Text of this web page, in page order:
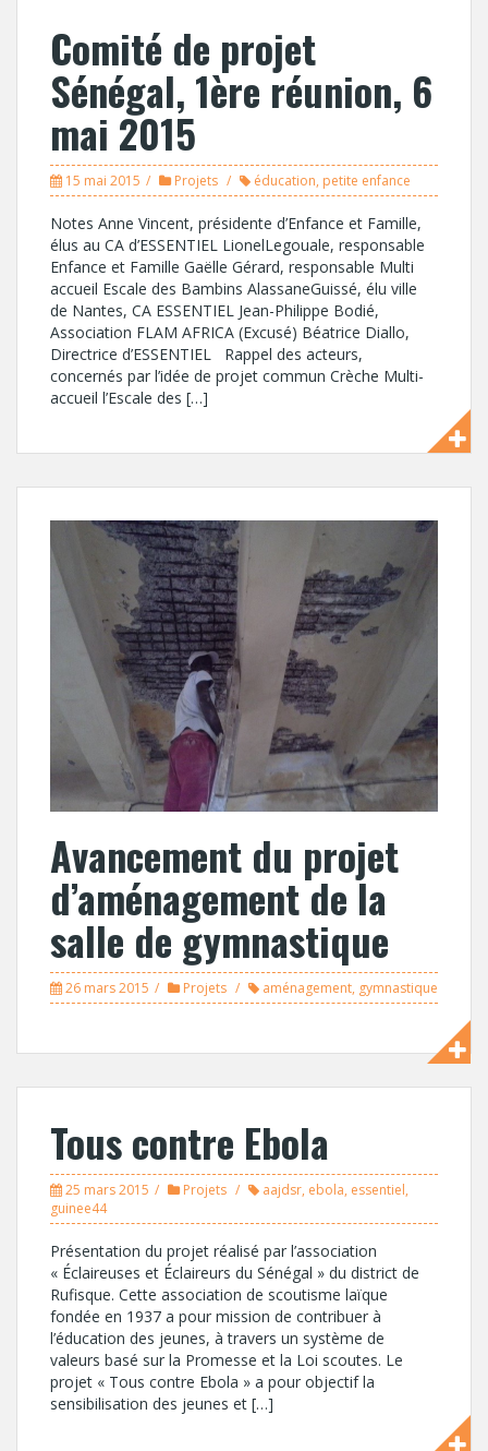
Comité de projet
Sénégal, 1ère réunion, 6
mai 2015
15 mai 2015 Projets éducation, petite enfance
Notes Anne Vincent, présidente d’Enfance et Famille,
élus au CA d’ESSENTIEL LionelLegouale, responsable
Enfance et Famille Gaëlle Gérard, responsable Multi
accueil Escale des Bambins AlassaneGuissé, élu ville
de Nantes, CA ESSENTIEL Jean-Philippe Bodié,
Association FLAM AFRICA (Excusé) Béatrice Diallo,
Directrice d’ESSENTIEL Rappel des acteurs,
concernés par l’idée de projet commun Crèche Multi-
accueil l’Escale des […]
Avancement du projet
d’aménagement de la
salle de gymnastique
26 mars 2015 Projets aménagement, gymnastique
Tous contre Ebola
25 mars 2015 Projets aajdsr, ebola, essentiel,
guinee44
Présentation du projet réalisé par l’association
« Éclaireuses et Éclaireurs du Sénégal » du district de
Rufisque. Cette association de scoutisme laïque
fondée en 1937 a pour mission de contribuer à
l’éducation des jeunes, à travers un système de
valeurs basé sur la Promesse et la Loi scoutes. Le
projet « Tous contre Ebola » a pour objectif la
sensibilisation des jeunes et […]